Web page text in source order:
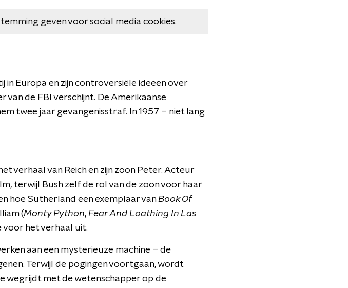
gevenvoor social media cookies.
in Europa en zijn controversiële ideeën over
van de FBI verschijnt. De Amerikaanse
twee jaar gevangenisstraf. In 1957 – niet lang
verhaal van Reich en zijn zoon Peter. Acteur
terwijl Bush zelf de rol van de zoon voor haar
hoe Sutherland een exemplaar vanBook Of
(Monty Python, Fear And Loathing In Las
voor het verhaal uit.
aan een mysterieuze machine – de
Terwijl de pogingen voortgaan, wordt
wegrijdt met de wetenschapper op de